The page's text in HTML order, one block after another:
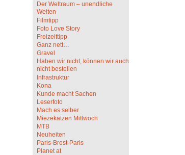
Der Weltraum – unendliche
Weiten
Filmtipp
Foto Love Story
Freizeittipp
Ganz nett…
Gravel
Haben wir nicht, können wir auch
nicht bestellen
Infrastruktur
Kona
Kunde macht Sachen
Leserfoto
Mach es selber
Miezekatzen Mittwoch
MTB
Neuheiten
Paris-Brest-Paris
Planet at